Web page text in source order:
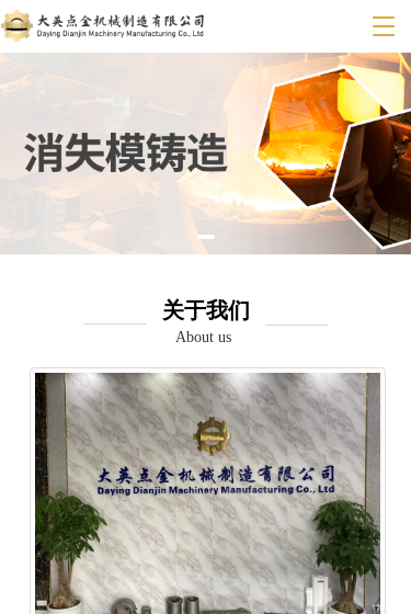
T
o
g
l
e
a
i
g
关于我们
About us